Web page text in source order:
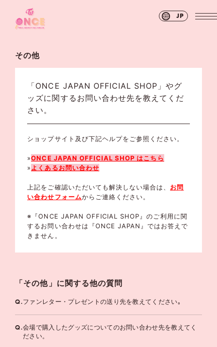
JP
その他
「ONCE JAPAN OFFICIAL SHOP」やグ
ッズに関するお問い合わせ先を教えてくだ
さい。
ショップサイト及び下記ヘルプをご参照ください。
»ONCE JAPAN OFFICIAL SHOP はこちら
» よくあるお問い合わせ
上記をご確認いただいても解決しない場合は、 お問
い合わせフォームからご連絡ください。
※『ONCE JAPAN OFFICIAL SHOP』のご利用に関
するお問い合わせは『ONCE JAPAN』ではお答えで
きません。
「その他」に関する他の質問
Q.ファンレター・プレゼントの送り先を教えてください｡
Q.会場で購入したグッズについてのお問い合わせ先を教えてく
ださい。